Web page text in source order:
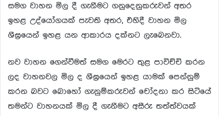
සමග වාහන මිල දී ගැනීමට ගනුදෙනුකරුවන් අතර
ඉහළ උද්යෝගයක් පැවති අතර, එහිදී වාහන මිල
ශීඝ්‍රයෙන් ඉහළ යන ආකාරය දක්නට ලැබෙනවා.
නව වාහන ගෙන්වීමත් සමග මෙරට තුළ පාවිච්චි කරන
ලද වාහනවල මිල ද ශීඝ්‍රයෙන් ඉහළ යාමක් පෙන්නුම්
කරන බවට බොහෝ ගැනුම්කරුවන් චෝදනා කර සිටියේ
තමන්ට වාහනයක් මිල දී ගැනීමට අසීරු තත්ත්වයක්